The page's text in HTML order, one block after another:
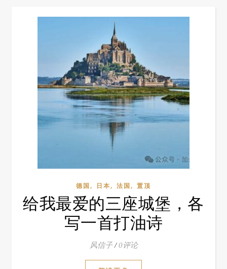
德国, 日本, 法国, 置顶
给我最爱的三座城堡，各
写一首打油诗
风信子 / 0评论